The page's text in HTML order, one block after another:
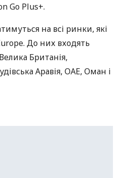
Go Plus+.
на всі ринки, які
До них входять
Британія,
Аравія, ОАЕ, Оман і